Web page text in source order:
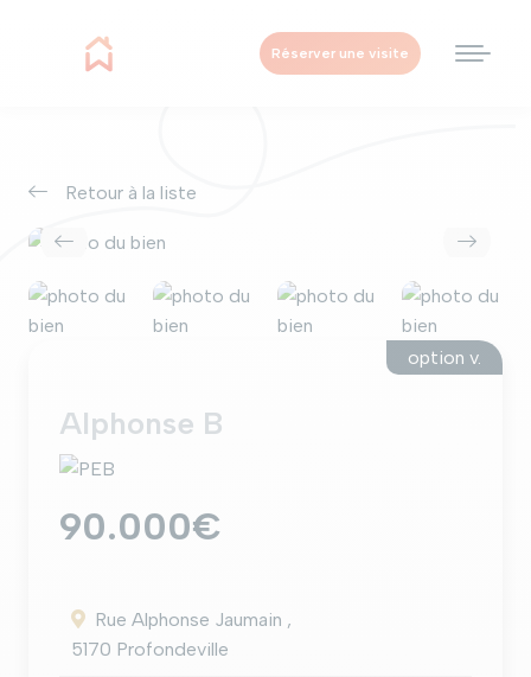
Réserver une visite
Retour à la liste
option v.
Alphonse B
90.000€
Rue Alphonse Jaumain ,
5170 Profondeville